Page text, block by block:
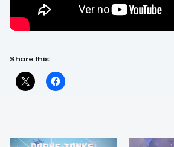
Share this: